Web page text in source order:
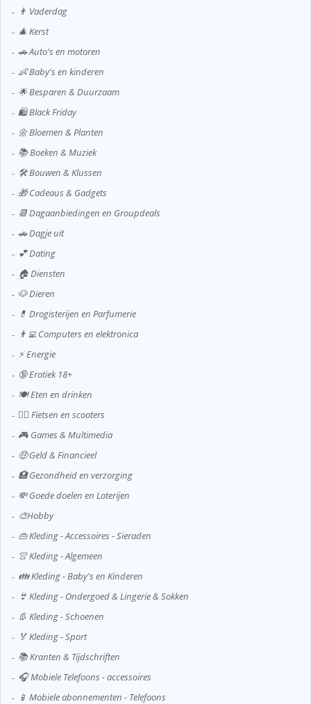
👨 Vaderdag
🎄 Kerst
🚗 Auto's en motoren
👶 Baby's en kinderen
🌟 Besparen & Duurzaam
🛍️ Black Friday
🌼 Bloemen & Planten
📚 Boeken & Muziek
🛠️ Bouwen & Klussen
🎁 Cadeaus & Gadgets
📆 Dagaanbiedingen en Groupdeals
🚗 Dagje uit
💕 Dating
🏠 Diensten
🐶 Dieren
💊 Drogisterijen en Parfumerie
👨‍💻 Computers en elektronica
⚡ Energie
🔞 Erotiek 18+
🍽️ Eten en drinken
🚴‍♂️ Fietsen en scooters
🎮 Games & Multimedia
🤑 Geld & Financieel
🏥 Gezondheid en verzorging
💸 Goede doelen en Loterijen
🎨Hobby
👜 Kleding - Accessoires - Sieraden
👚 Kleding - Algemeen
👪 Kleding - Baby's en Kinderen
👙 Kleding - Ondergoed & Lingerie & Sokken
👢 Kleding - Schoenen
🏅 Kleding - Sport
📚 Kranten & Tijdschriften
🎧 Mobiele Telefoons - accessoires
📱 Mobiele abonnementen - Telefoons